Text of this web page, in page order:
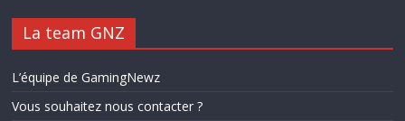
La team GNZ
L’équipe de GamingNewz
Vous souhaitez nous contacter ?